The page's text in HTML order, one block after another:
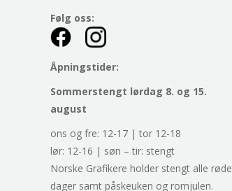
Følg oss:
Åpningstider:
Sommerstengt lørdag 8. og 15.
august
ons og fre: 12-17 | tor 12-18
lør: 12-16 | søn – tir: stengt
Norske Grafikere holder stengt alle røde
dager samt påskeuken og romjulen.